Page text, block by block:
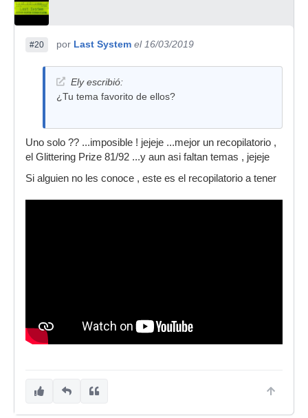
#20 por Last System el 16/03/2019
Ely escribió:
¿Tu tema favorito de ellos?
Uno solo ?? ...imposible ! jejeje ...mejor un recopilatorio ,
el Glittering Prize 81/92 ...y aun asi faltan temas , jejeje
Si alguien no les conoce , este es el recopilatorio a tener